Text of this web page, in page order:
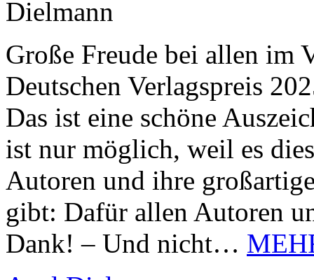
Große Freude bei allen im
Deutschen Verlagspreis
Das ist eine schöne
ist nur möglich, weil es
Autoren und ihre
gibt: Dafür allen Autoren
Dank! – Und nicht…